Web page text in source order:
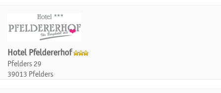
Hotel Pfeldererhof
Pfelders 29
39013 Pfelders